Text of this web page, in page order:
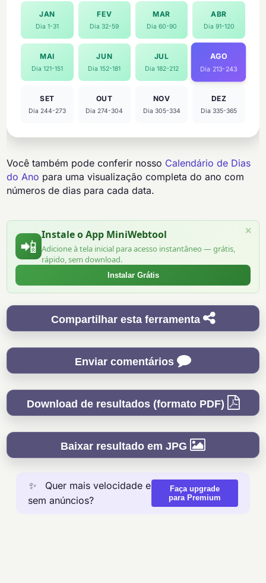
JAN
Dia 1-31
FEV
Dia 32-59
MAR
Dia 60-90
ABR
Dia 91-120
MAI
Dia 121-151
JUN
Dia 152-181
JUL
Dia 182-212
AGO
Dia 213-243
SET
Dia 244-273
OUT
Dia 274-304
NOV
Dia 305-334
DEZ
Dia 335-365
Você também pode conferir nosso Calendário de Dias
do Ano para uma visualização completa do ano com
números de dias para cada data.
📲
Instale o App MiniWebtool
Adicione à tela inicial para acesso instantâneo — grátis,
rápido, sem download.
Instalar Grátis
×
Compartilhar esta ferramenta
Enviar comentários
Download de resultados (formato PDF)
Baixar resultado em JPG
✨
Quer mais velocidade e
sem anúncios?
Faça upgrade
para Premium